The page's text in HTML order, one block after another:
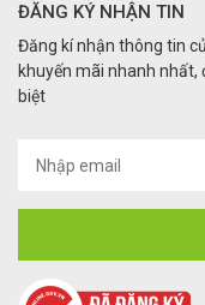
ĐĂNG KÝ NHẬN TIN
Đăng kí nhận thông tin
khuyến mãi nhanh
biệt